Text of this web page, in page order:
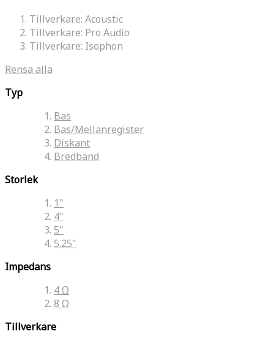
Tillverkare: Acoustic
Tillverkare: Pro Audio
Tillverkare: Isophon
Rensa alla
Typ
Bas
Bas/Mellanregister
Diskant
Bredband
Storlek
1"
4"
5"
5.25"
Impedans
4 Ω
8 Ω
Tillverkare